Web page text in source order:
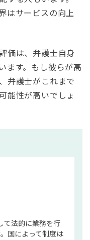
はサービスの向上
価は、弁護士自身
ます。もし彼らが高
弁護士がこれまで
能性が高いでしょ
て法的に業務を行
国によって制度は